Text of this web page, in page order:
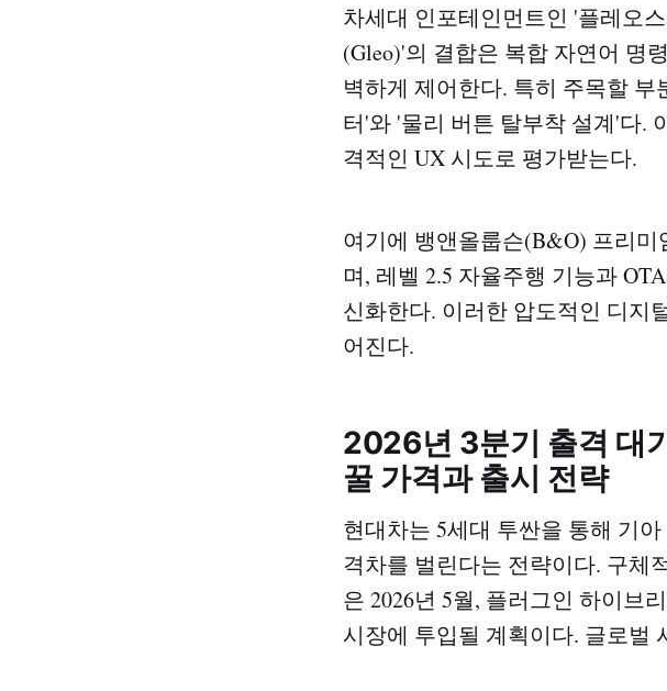
차세대 인포테인먼트인 '플레오
(Gleo)'의 결합은 복합 자연어 명
벽하게 제어한다. 특히 주목할
터'와 '물리 버튼 탈부착 설계'다.
격적인 UX 시도로 평가받는다.
여기에 뱅앤올룹슨(B&O) 프리
며, 레벨 2.5 자율주행 기능과
신화한다. 이러한 압도적인 디지
어진다.
2026년 3분기 출격 대
꿀 가격과 출시 전략
현대차는 5세대 투싼을 통해 기
격차를 벌린다는 전략이다. 구체
은 2026년 5월, 플러그인 하이브
시장에 투입될 계획이다. 글로벌